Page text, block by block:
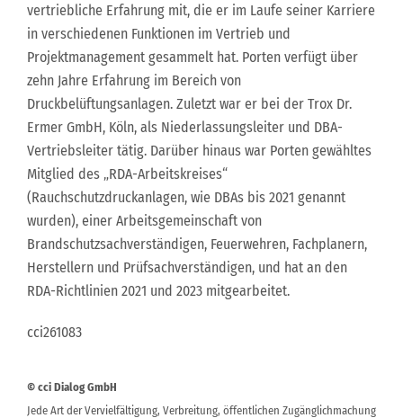
vertriebliche Erfahrung mit, die er im Laufe seiner Karriere
in verschiedenen Funktionen im Vertrieb und
Projektmanagement gesammelt hat. Porten verfügt über
zehn Jahre Erfahrung im Bereich von
Druckbelüftungsanlagen. Zuletzt war er bei der Trox Dr.
Ermer GmbH, Köln, als Niederlassungsleiter und DBA-
Vertriebsleiter tätig. Darüber hinaus war Porten gewähltes
Mitglied des „RDA-Arbeitskreises“
(Rauchschutzdruckanlagen, wie DBAs bis 2021 genannt
wurden), einer Arbeitsgemeinschaft von
Brandschutzsachverständigen, Feuerwehren, Fachplanern,
Herstellern und Prüfsachverständigen, und hat an den
RDA-Richtlinien 2021 und 2023 mitgearbeitet.
cci261083
© cci Dialog GmbH
Jede Art der Vervielfältigung, Verbreitung, öffentlichen Zugänglichmachung